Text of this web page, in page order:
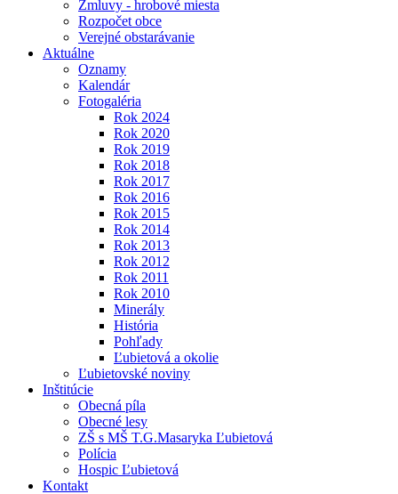
Zmluvy - hrobové miesta
Rozpočet obce
Verejné obstarávanie
Aktuálne
Oznamy
Kalendár
Fotogaléria
Rok 2024
Rok 2020
Rok 2019
Rok 2018
Rok 2017
Rok 2016
Rok 2015
Rok 2014
Rok 2013
Rok 2012
Rok 2011
Rok 2010
Minerály
História
Pohľady
Ľubietová a okolie
Ľubietovské noviny
Inštitúcie
Obecná píla
Obecné lesy
ZŠ s MŠ T.G.Masaryka Ľubietová
Polícia
Hospic Ľubietová
Kontakt